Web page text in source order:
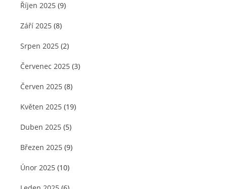
Říjen 2025 (9)
Září 2025 (8)
Srpen 2025 (2)
Červenec 2025 (3)
Červen 2025 (8)
Květen 2025 (19)
Duben 2025 (5)
Březen 2025 (9)
Únor 2025 (10)